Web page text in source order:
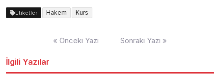
Etiketler Hakem Kurs
« Önceki Yazı Sonraki Yazı »
İlgili Yazılar